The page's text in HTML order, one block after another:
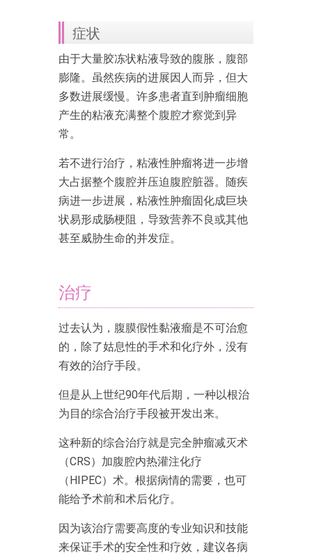
症状
由于大量胶冻状粘液导致的腹胀，腹部
膨隆。虽然疾病的进展因人而异，但大
多数进展缓慢。许多患者直到肿瘤细胞
产生的粘液充满整个腹腔才察觉到异
常。
若不进行治疗，粘液性肿瘤将进一步增
大占据整个腹腔并压迫腹腔脏器。随疾
病进一步进展，粘液性肿瘤固化成巨块
状易形成肠梗阻，导致营养不良或其他
甚至威胁生命的并发症。
治疗
过去认为，腹膜假性黏液瘤是不可治愈
的，除了姑息性的手术和化疗外，没有
有效的治疗手段。
但是从上世纪90年代后期，一种以根治
为目的综合治疗手段被开发出来。
这种新的综合治疗就是完全肿瘤减灭术
（CRS）加腹腔内热灌注化疗
（HIPEC）术。根据病情的需要，也可
能给予术前和术后化疗。
因为该治疗需要高度的专业知识和技能
来保证手术的安全性和疗效，建议各病